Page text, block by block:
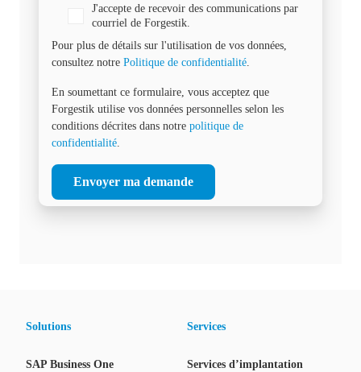
J'accepte de recevoir des communications par
courriel de Forgestik.
Pour plus de détails sur l'utilisation de vos données,
consultez notre Politique de confidentialité.
En soumettant ce formulaire, vous acceptez que
Forgestik utilise vos données personnelles selon les
conditions décrites dans notre politique de
confidentialité.
Solutions
SAP Business One
Services
Services d’implantation